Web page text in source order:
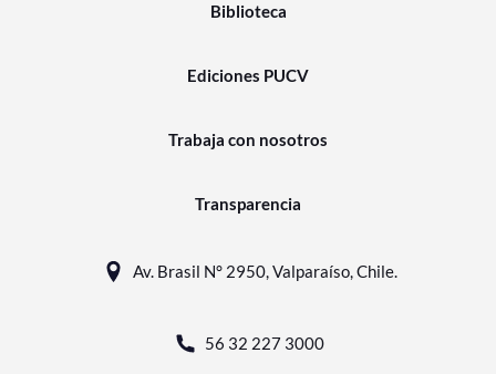
Biblioteca
Ediciones PUCV
Trabaja con nosotros
Transparencia
Av. Brasil N° 2950, Valparaíso, Chile.
56 32 227 3000